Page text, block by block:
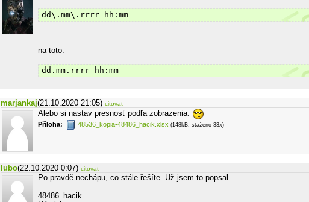
dd\.mm\.rrrr hh:mm
na toto:
dd.mm.rrrr hh:mm
marjankaj(21.10.2020 21:05) citovat
Alebo si nastav presnosť podľa zobrazenia.
Příloha: 48536_kopia-48486_hacik.xlsx (148kB, staženo 33x)
lubo(22.10.2020 0:07) citovat
Po pravdě nechápu, co stále řešíte. Už jsem to popsal.
48486_hacik...